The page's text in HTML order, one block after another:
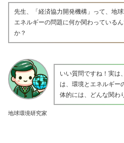
先生、「経済協力開発機構」って、地球
エネルギーの問題に何か関わっている
か？
地球環境研究家
いい質問ですね！実は
は、環境とエネルギー
体的には、どんな関わ